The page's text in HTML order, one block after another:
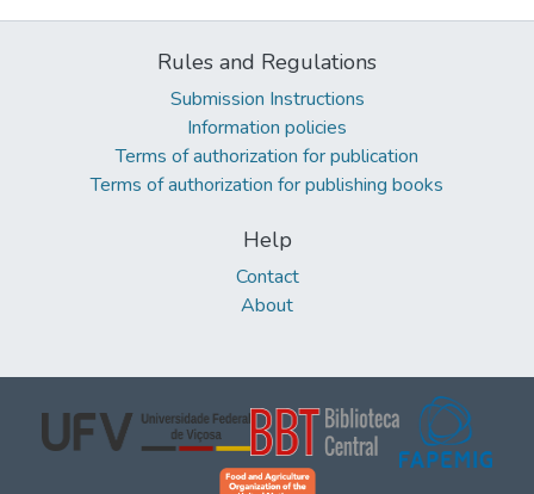
Rules and Regulations
Submission Instructions
Information policies
Terms of authorization for publication
Terms of authorization for publishing books
Help
Contact
About